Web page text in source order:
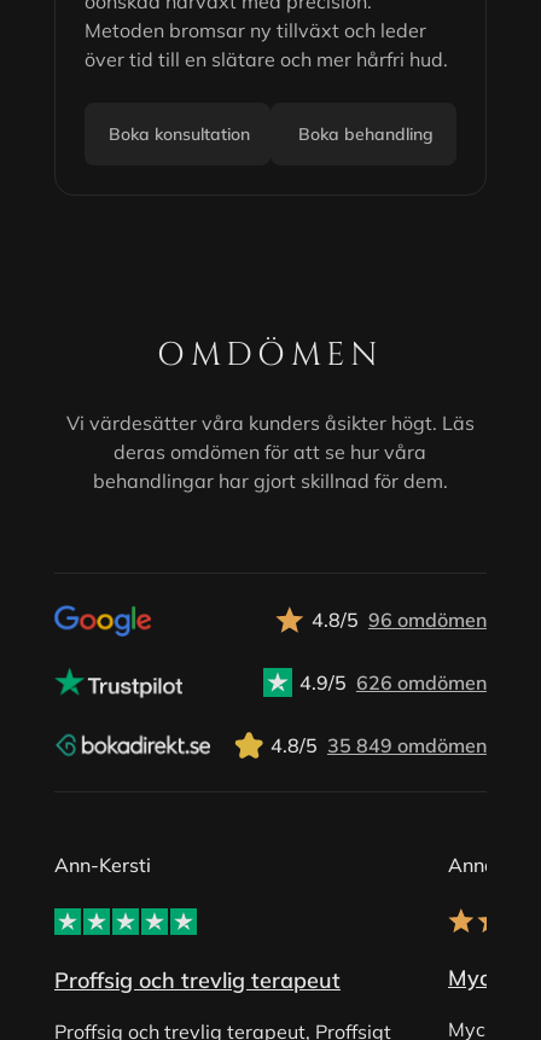
Metoden bromsar ny tillväxt och leder
över tid till en slätare och mer hårfri hud.
Boka konsultation Boka behandling
OMDÖMEN
Vi värdesätter våra kunders åsikter högt. Läs
deras omdömen för att se hur våra
behandlingar har gjort skillnad för dem.
4.8/5 96 omdömen
4.9/5 626 omdömen
4.8/5 35 849 omdömen
Ann-Kersti
Proffsig och trevlig terapeut
Proffsig och trevlig terapeut, Proffsigt
Anna
Mycket
Mycket